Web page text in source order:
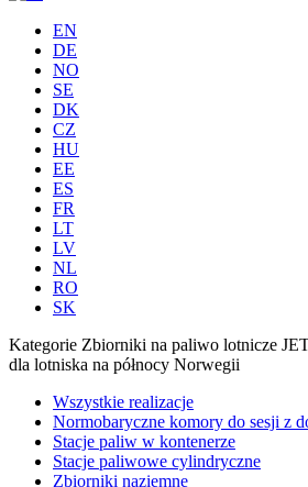
EN
DE
NO
SE
DK
CZ
HU
EE
ES
FR
LT
LV
NL
RO
SK
Kategorie Zbiorniki na paliwo lotnicze
dla lotniska na północy Norwegii
Wszystkie realizacje
Normobaryczne komory do sesji z
Stacje paliw w kontenerze
Stacje paliwowe cylindryczne
Zbiorniki naziemne